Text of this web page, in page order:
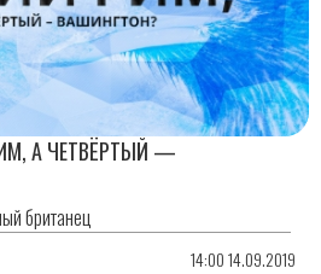
А ЧЕТВЁРТЫЙ —
британец
14:00 14.09.2019